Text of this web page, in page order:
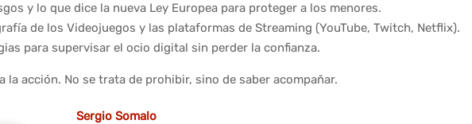
y lo que dice la nueva Ley Europea para proteger a los menores.
de los Videojuegos y las plataformas de Streaming (YouTube, Twitch, Netflix).
para supervisar el ocio digital sin perder la confianza.
la acción. No se trata de prohibir, sino de saber acompañar.
Sergio Somalo